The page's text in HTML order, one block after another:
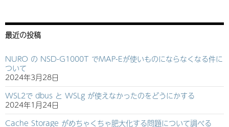
最近の投稿
NURO の NSD-G1000T でMAP-Eが使いものにならなくなる件に
ついて
2024年3月28日
WSL2で dbus と WSLg が使えなかったのをどうにかする
2024年1月24日
Cache Storage がめちゃくちゃ肥大化する問題について調べる